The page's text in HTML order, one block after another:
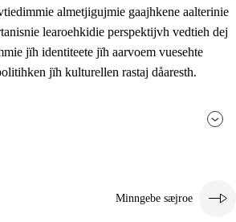
almetjigujmie gaajhkene aalterinie
learoehkidie perspektijvh vedtieh dej
jïh identiteete jïh aarvoem vuesehte
jïh kulturellen rastaj dåaresth.
Minngebe sæjroe